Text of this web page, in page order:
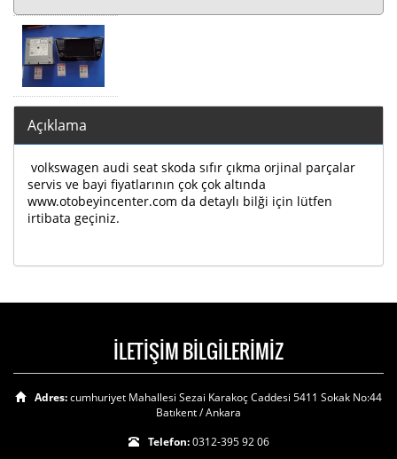
Açıklama
volkswagen audi seat skoda sıfır çıkma orjinal parçalar
servis ve bayi fiyatlarının çok çok altında
www.otobeyincenter.com da detaylı bilği için lütfen
irtibata geçiniz.
İLETİŞİM BİLGİLERİMİZ
Adres:cumhuriyet Mahallesi Sezai Karakoç Caddesi 5411 Sokak No:44
Batıkent / Ankara
Telefon:0312-395 92 06